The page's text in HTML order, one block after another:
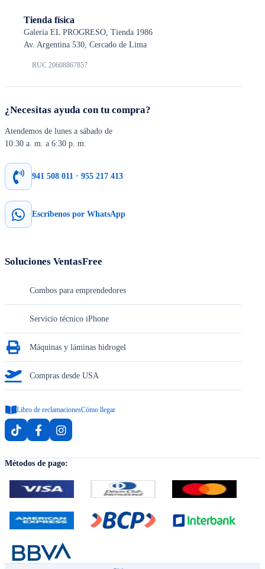
Tienda física
Galería EL PROGRESO, Tienda 1986
Av. Argentina 530, Cercado de Lima
RUC 20608867857
¿Necesitas ayuda con tu compra?
Atendemos de lunes a sábado de
10:30 a. m. a 6:30 p. m.
941 508 011 · 955 217 413
Escríbenos por WhatsApp
Soluciones VentasFree
Combos para emprendedores
Servicio técnico iPhone
Máquinas y láminas hidrogel
Compras desde USA
Libro de reclamacionesCómo llegar
Métodos de pago: